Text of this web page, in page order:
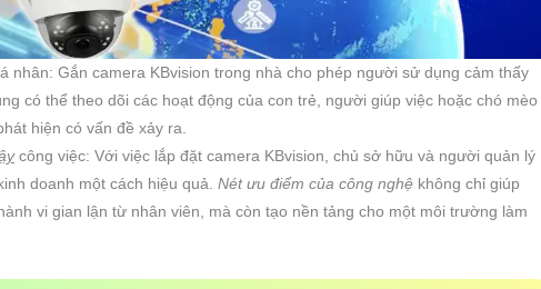
nhân: Gắn camera KBvision trong nhà cho phép người sử dụng cảm thấy
có thể theo dõi các hoạt động của con trẻ, người giúp việc hoặc chó mèo
hiện có vấn đề xảy ra.
công việc: Với việc lắp đặt camera KBvision, chủ sở hữu và người quản lý
doanh một cách hiệu quả. Nét ưu điểm của công nghệ không chỉ giúp
vi gian lận từ nhân viên, mà còn tạo nền tảng cho một môi trường làm